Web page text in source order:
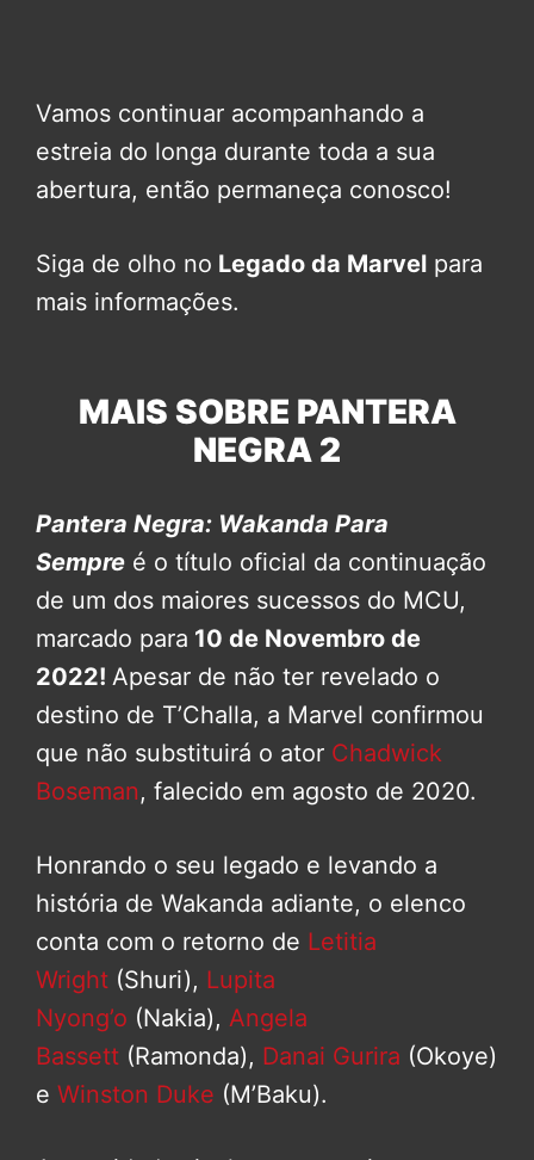
Vamos continuar acompanhando a
estreia do longa durante toda a sua
abertura, então permaneça conosco!
Siga de olho no Legado da Marvel para
mais informações.
MAIS SOBRE PANTERA
NEGRA 2
Pantera Negra: Wakanda Para
Sempre é o título oficial da continuação
de um dos maiores sucessos do MCU,
marcado para 10 de Novembro de
2022! Apesar de não ter revelado o
destino de T’Challa, a Marvel confirmou
que não substituirá o ator Chadwick
Boseman, falecido em agosto de 2020.
Honrando o seu legado e levando a
história de Wakanda adiante, o elenco
conta com o retorno de Letitia
Wright (Shuri), Lupita
Nyong’o (Nakia), Angela
Bassett (Ramonda), Danai Gurira (Okoye)
e Winston Duke (M’Baku).